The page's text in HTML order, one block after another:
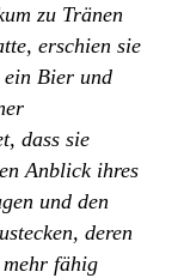
zu Tränen
erschien sie
Bier und
dass sie
Anblick ihres
und den
deren
fähig